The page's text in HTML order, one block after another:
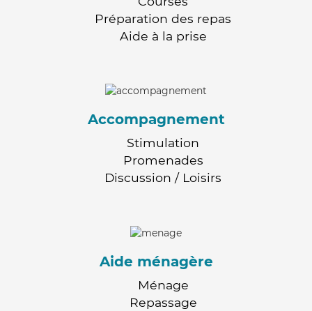
Préparation des repas
Aide à la prise
Accompagnement
Stimulation
Promenades
Discussion / Loisirs
Aide ménagère
Ménage
Repassage